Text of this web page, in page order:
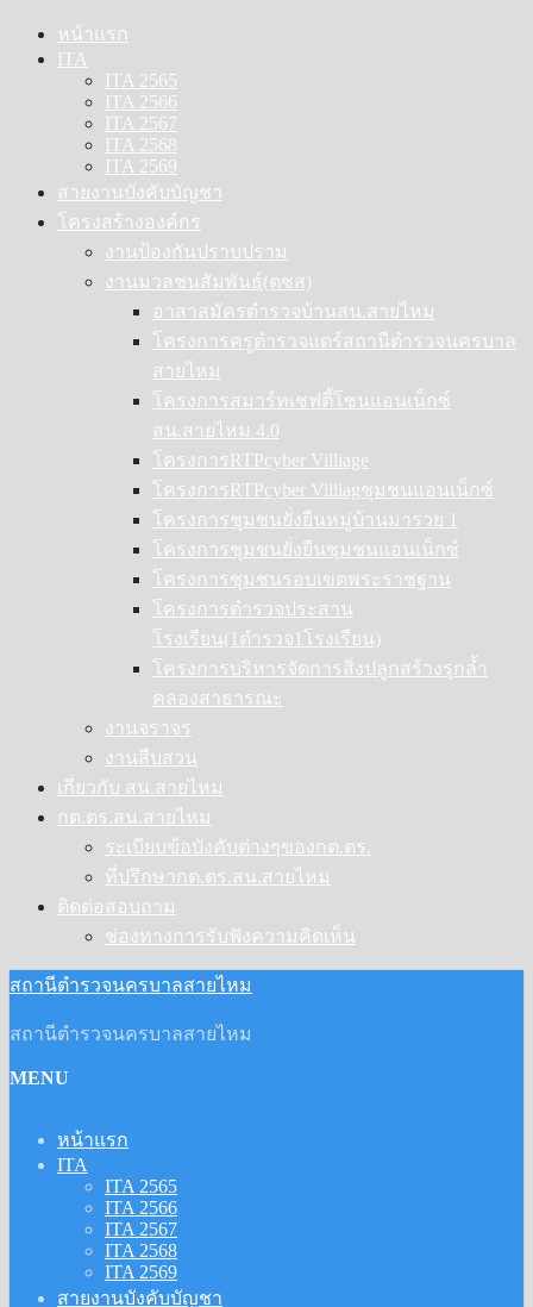
Skip
content
หน้าแรก
ITA
ITA 2565
ITA 2566
ITA 2567
ITA 2568
ITA 2569
สายงานบังคับบัญชา
โครงสร้างองค์กร
งานป้องกันปราบปราม
งานมวลชนสัมพันธ์(ตชส)
อาสาสมัครตำรวจบ้านสน.สายไหม
โครงการครูตำรวจแดร์สถานีตำรวจนครบาล
สายไหม
โครงการสมาร์ทเชฟตี้โซนแอนเน็กซ์
สน.สายไหม 4.0
โครงการRTPcyber Villiage
โครงการRTPcyber Villiagชุมชนแอนเน็กซ์
โครงการชุมชนยั่งยืนหมู่บ้านมารวย 1
โครงการชุมชนยั่งยืนชุมชนแอนเน็กซ์
โครงการชุมชนรอบเขตพระราชฐาน
โครงการตำรวจประสาน
โรงเรียน(1ตำรวจ1โรงเรียน)
โครงการบริหารจัดการสิ่งปลูกสร้างรุกล้ำ
คลองสาธารณะ
งานจราจร
งานสืบสวน
เกี่ยวกับ สน.สายไหม
กต.ตร.สน.สายไหม
ระเบียบข้อบังคับต่างๆของกต.ตร.
ที่ปรึกษากต.ตร.สน.สายไหม
ติดต่อสอบถาม
ช่องทางการรับฟังความคิดเห็น
สถานีตำรวจนครบาลสายไหม
สถานีตำรวจนครบาลสายไหม
MENU
หน้าแรก
ITA
ITA 2565
ITA 2566
ITA 2567
ITA 2568
ITA 2569
สายงานบังคับบัญชา